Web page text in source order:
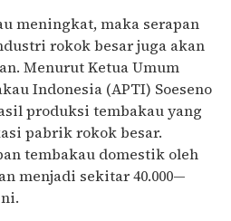
meningkat, maka serapan
rokok besar juga akan
Menurut Ketua Umum
Indonesia (APTI) Soeseno
produksi tembakau yang
pabrik rokok besar.
tembakau domestik oleh
menjadi sekitar 40.000—